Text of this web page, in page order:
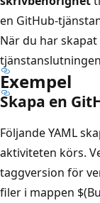
en GitHub-
När du har
Exempel
Skapa en
Följande YAML
aktiviteten körs.
taggversion för
filer i mappen